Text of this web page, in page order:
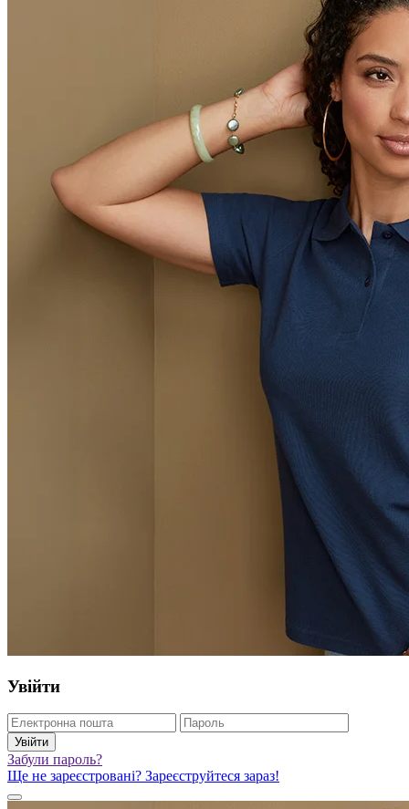
Увійти
Увійти
Забули пароль?
Ще не зареєстровані? Зареєструйтеся зараз!